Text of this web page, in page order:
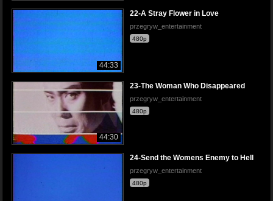
44:33
22-A Stray Flower in Love
przegryw_entertainment
480p
44:30
23-The Woman Who Disappeared
przegryw_entertainment
480p
24-Send the Womens Enemy to Hell
przegryw_entertainment
480p